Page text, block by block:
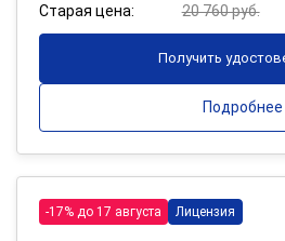
Старая цена:
20 760 руб.
Получить
Подробнее
-17% до 17 августа Лицензия